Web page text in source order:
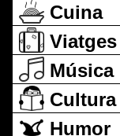
Cuina
Viatges
Música
Cultura
Humor